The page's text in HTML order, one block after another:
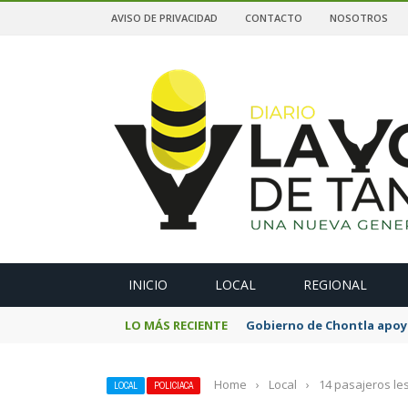
AVISO DE PRIVACIDAD CONTACTO NOSOTROS
INICIO LOCAL REGIONAL
LO MÁS RECIENTE Gobierno de Chontla
LOCAL POLICIACA Home › Local › 14 pasajeros